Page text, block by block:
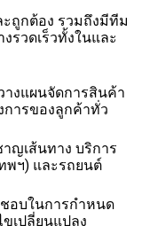
ถูกต้อง รวมถึงมีทีม
รวดเร็วทั้งในและ
างแผนจัดการสินค้า
การของลูกค้าทั่ว
ญเส้นทาง บริการ
พฯ) และรถยนต์
อบในการกำหนด
เปลี่ยนแปลง